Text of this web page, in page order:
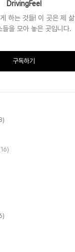
DrivingFeel
하는 것들! 이 곳은 제 삶
들을 모아 놓은 곳입니다.
구독하기